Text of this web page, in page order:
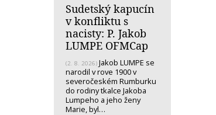
Sudetský kapucín
v konfliktu s
nacisty: P. Jakob
LUMPE OFMCap
(2. 8. 2026) Jakob LUMPE se
narodil v rove 1900 v
severočeském Rumburku
do rodiny tkalce Jakoba
Lumpeho a jeho ženy
Marie, byl…